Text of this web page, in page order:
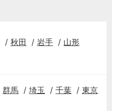
秋田 岩手
山形
群馬 埼玉 千葉
東京